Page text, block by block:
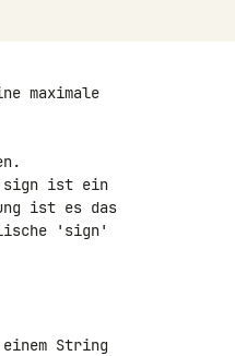
maximale
sign ist ein
ist es das
'sign'
String